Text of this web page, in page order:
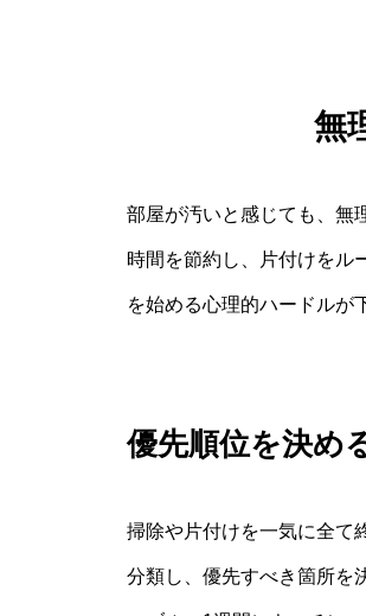
無
部屋が汚いと感じても、無
時間を節約し、片付けをル
を始める心理的ハードルが
優先順位を決め
掃除や片付けを一気に全て
分類し、優先すべき箇所を